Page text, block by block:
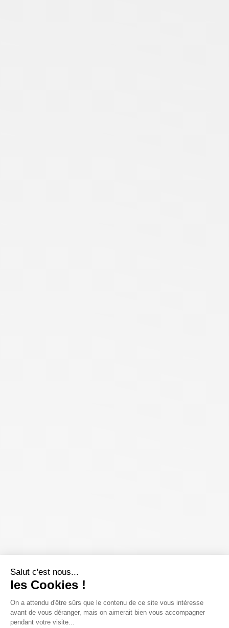
Salut c'est nous...
les Cookies !
On a attendu d'être sûrs que le contenu de ce site vous intéresse
avant de vous déranger, mais on aimerait bien vous accompagner
pendant votre visite...